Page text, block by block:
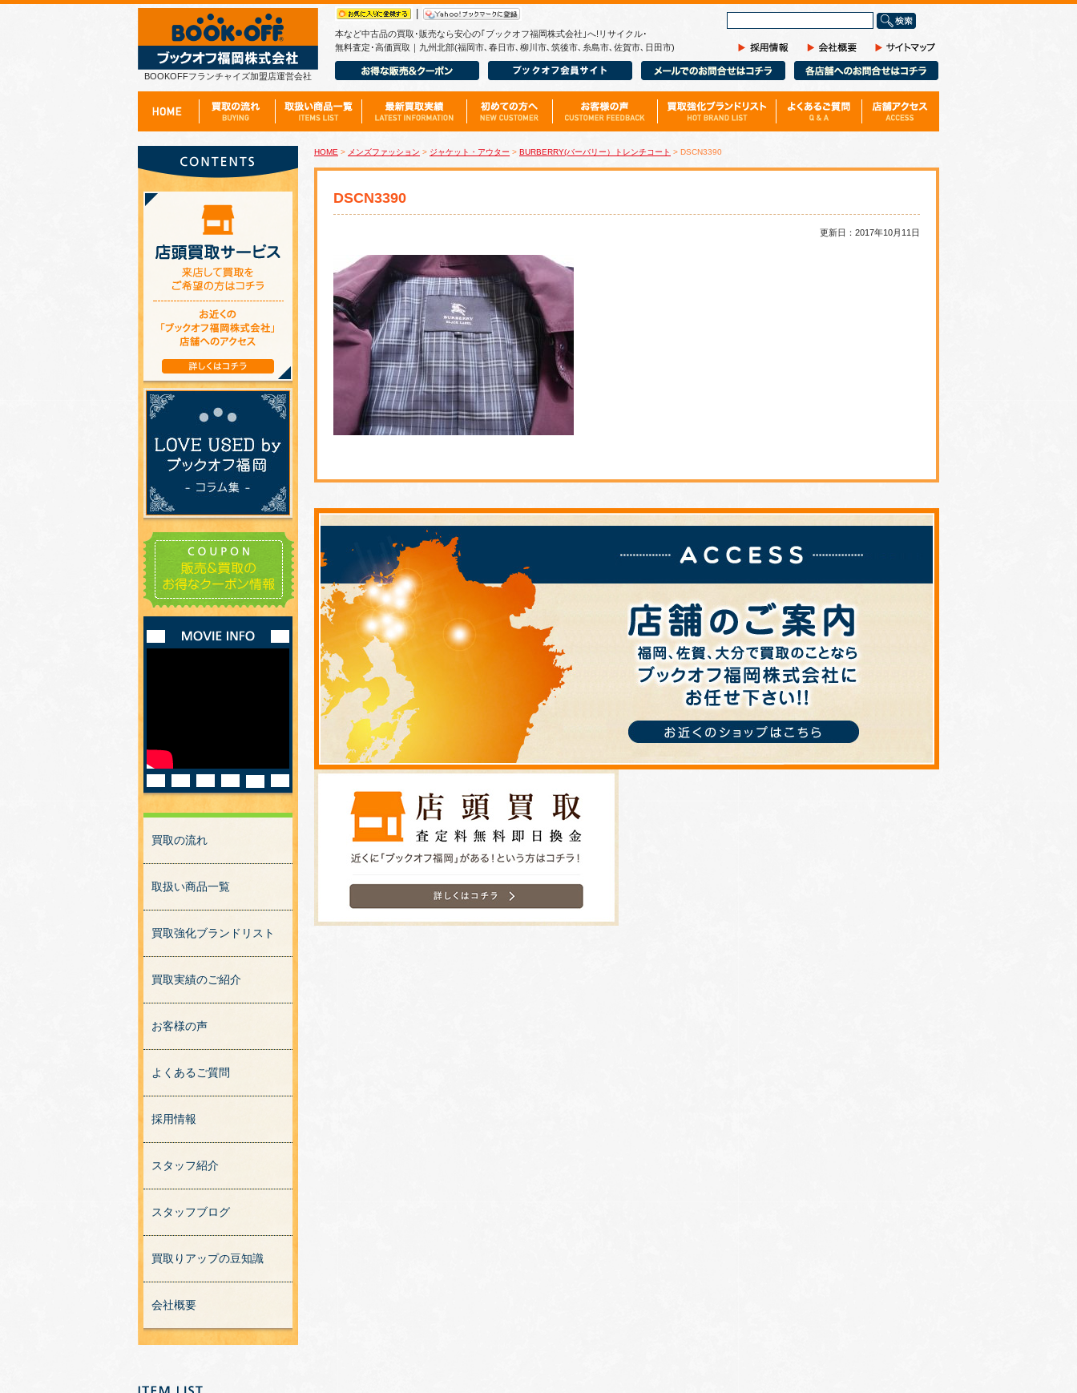
BOOKOFFフランチャイズ加盟店運営会社
本など中古品の買取･販売なら安心の｢ブックオフ福岡株式会社｣へ!リサイクル･
無料査定･高価買取｜九州北部(福岡市､春日市､柳川市､筑後市､糸島市､佐賀市､日田市)
内
検
索
HOME > メンズファッション > ジャケット・アウター > BURBERRY(バーバリー）トレンチコート > DSCN3390
DSCN3390
更新日：2017年10月11日
買取の流れ
取扱い商品一覧
買取強化ブランドリスト
買取実績のご紹介
お客様の声
よくあるご質問
採用情報
スタッフ紹介
スタッフブログ
買取りアップの豆知識
会社概要